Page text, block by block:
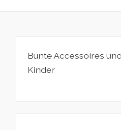
Bunte Accessoires
Kinder